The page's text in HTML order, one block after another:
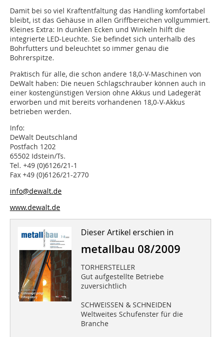
Damit bei so viel Kraftentfaltung das Handling komfortabel
bleibt, ist das Gehäuse in allen Griffbereichen vollgummiert.
Kleines Extra: In dunklen Ecken und Winkeln hilft die
integrierte LED-Leuchte. Sie befindet sich unterhalb des
Bohrfutters und beleuchtet so immer genau die
Bohrerspitze.
Praktisch für alle, die schon andere 18,0-V-Maschinen von
DeWalt haben: Die neuen Schlagschrauber können auch in
einer kostengünstigen Version ohne Akkus und Ladegerät
erworben und mit bereits vorhandenen 18,0-V-Akkus
betrieben werden.
Info:
DeWalt Deutschland
Postfach 1202
65502 Idstein/Ts.
Tel. +49 (0)6126/21-1
Fax +49 (0)6126/21-2770
info@dewalt.de
www.dewalt.de
Dieser Artikel erschien in
metallbau 08/2009
TORHERSTELLER
Gut aufgestellte Betriebe
zuversichtlich
SCHWEISSEN & SCHNEIDEN
Weltweites Schufenster für die
Branche